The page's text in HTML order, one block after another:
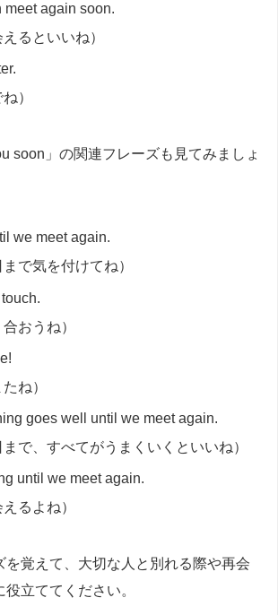
meet again soon.
えるといいね）
）
soon」の関連フレーズも見てみましょ
we meet again.
まで気を付けてね）
touch.
おうね）
ね）
goes well until we meet again.
まで、すべてがうまくいくといいね）
until we meet again.
るよね）
を覚えて、大切な人と別れる際や再会
立ててください。